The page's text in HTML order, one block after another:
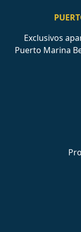
Exclusivos
Puerto Marina